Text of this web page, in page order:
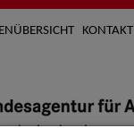
KONTAKT